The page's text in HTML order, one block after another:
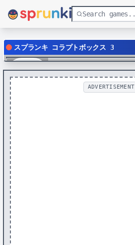
スプランキ コラプトボックス 3
Play
ADVERTISEMENT